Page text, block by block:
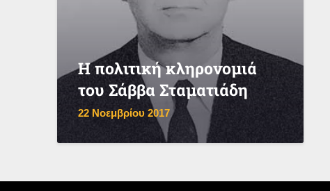
Η πολιτική κληρονομιά
του Σάββα Σταματιάδη
22 Νοεμβρίου 2017